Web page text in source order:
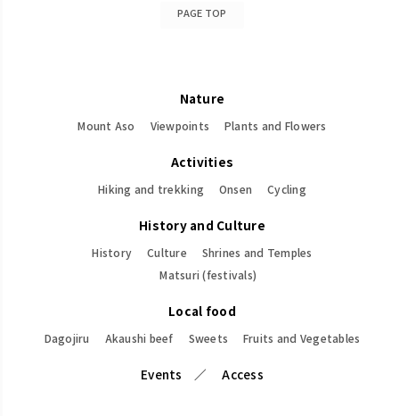
PAGE TOP
Nature
Mount Aso Viewpoints Plants and Flowers
Activities
Hiking and trekking Onsen Cycling
History and Culture
History Culture
Shrines and Temples
Matsuri (festivals)
Local food
Dagojiru Akaushi beef Sweets Fruits and Vegetables
Events Access